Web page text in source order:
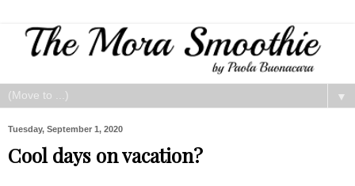
▼
Tuesday, September 1, 2020
Cool days on vacation?